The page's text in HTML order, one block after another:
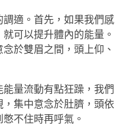
適。首先，如果我們感
可以提升體內的能量。
於雙眉之間，頭上仰、
量流動有點狂躁，我們
集中意念於肚臍，頭依
不住時再呼氣。